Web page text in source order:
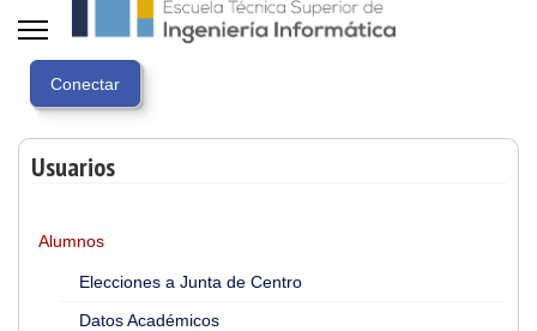
Usuarios
Alumnos
Elecciones a Junta de Centro
Datos Académicos